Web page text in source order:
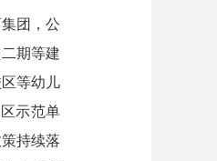
团，公
期等建
等幼儿
示范单
持续落